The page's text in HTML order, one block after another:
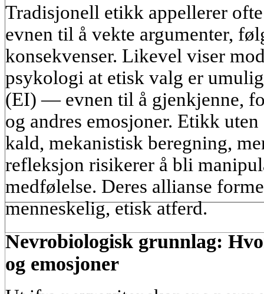
Tradisjonell etikk appellerer
evnen til å vekte argumenter,
konsekvenser. Likevel viser
psykologi at etisk valg er
(EI) — evnen til å gjenkjenne,
og andres emosjoner. Etikk
kald, mekanistisk beregning,
refleksjon risikerer å bli
medfølelse. Deres allianse
menneskelig, etisk atferd.
Nevrobiologisk grunnlag:
og emosjoner